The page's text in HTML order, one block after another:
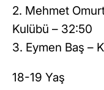
2. Mehmet
Kulübü – 32:50
3. Eymen Baş –
18-19 Yaş